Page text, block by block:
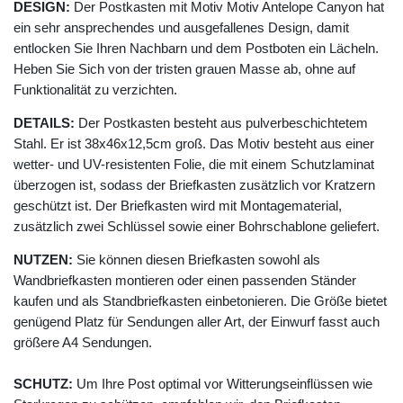
DESIGN: Der Postkasten mit Motiv Motiv Antelope Canyon hat
ein sehr ansprechendes und ausgefallenes Design, damit
entlocken Sie Ihren Nachbarn und dem Postboten ein Lächeln.
Heben Sie Sich von der tristen grauen Masse ab, ohne auf
Funktionalität zu verzichten.
DETAILS: Der Postkasten besteht aus pulverbeschichtetem
Stahl. Er ist 38x46x12,5cm groß. Das Motiv besteht aus einer
wetter- und UV-resistenten Folie, die mit einem Schutzlaminat
überzogen ist, sodass der Briefkasten zusätzlich vor Kratzern
geschützt ist. Der Briefkasten wird mit Montagematerial,
zusätzlich zwei Schlüssel sowie einer Bohrschablone geliefert.
NUTZEN: Sie können diesen Briefkasten sowohl als
Wandbriefkasten montieren oder einen passenden Ständer
kaufen und als Standbriefkasten einbetonieren. Die Größe bietet
genügend Platz für Sendungen aller Art, der Einwurf fasst auch
größere A4 Sendungen.
SCHUTZ: Um Ihre Post optimal vor Witterungseinflüssen wie